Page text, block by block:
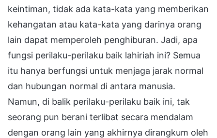
keintiman, tidak ada kata-kata yang memberikan
kehangatan atau kata-kata yang darinya orang
lain dapat memperoleh penghiburan. Jadi, apa
fungsi perilaku-perilaku baik lahiriah ini? Semua
itu hanya berfungsi untuk menjaga jarak normal
dan hubungan normal di antara manusia.
Namun, di balik perilaku-perilaku baik ini, tak
seorang pun berani terlibat secara mendalam
dengan orang lain yang akhirnya dirangkum oleh